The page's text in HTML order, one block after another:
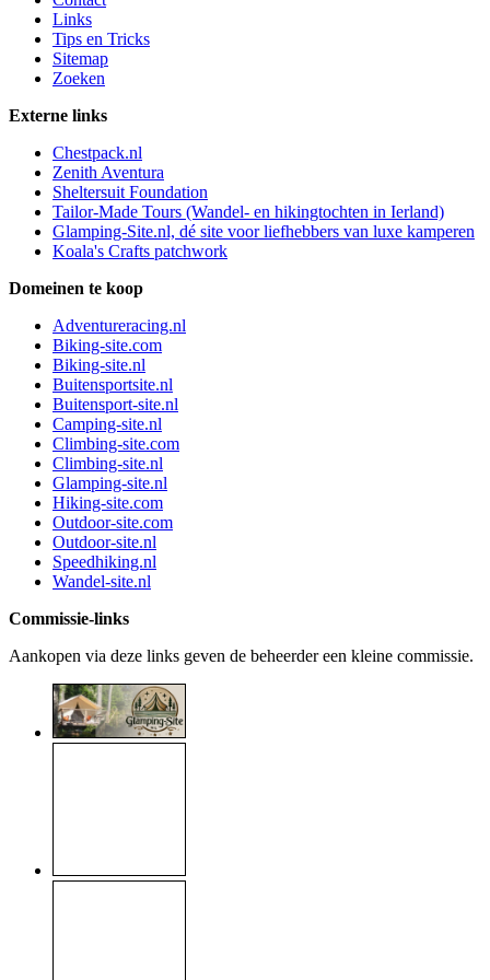
Links
Tips en Tricks
Sitemap
Zoeken
Externe links
Chestpack.nl
Zenith Aventura
Sheltersuit Foundation
Tailor-Made Tours (Wandel- en hikingtochten in Ierland)
Glamping-Site.nl, dé site voor liefhebbers van luxe kamperen
Koala's Crafts patchwork
Domeinen te koop
Adventureracing.nl
Biking-site.com
Biking-site.nl
Buitensportsite.nl
Buitensport-site.nl
Camping-site.nl
Climbing-site.com
Climbing-site.nl
Glamping-site.nl
Hiking-site.com
Outdoor-site.com
Outdoor-site.nl
Speedhiking.nl
Wandel-site.nl
Commissie-links
Aankopen via deze links geven de beheerder een kleine commissie.